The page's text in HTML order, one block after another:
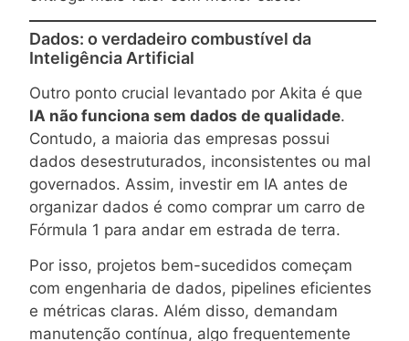
Dados: o verdadeiro combustível da
Inteligência Artificial
Outro ponto crucial levantado por Akita é que
IA não funciona sem dados de qualidade.
Contudo, a maioria das empresas possui
dados desestruturados, inconsistentes ou mal
governados. Assim, investir em IA antes de
organizar dados é como comprar um carro de
Fórmula 1 para andar em estrada de terra.
Por isso, projetos bem-sucedidos começam
com engenharia de dados, pipelines eficientes
e métricas claras. Além disso, demandam
manutenção contínua, algo frequentemente